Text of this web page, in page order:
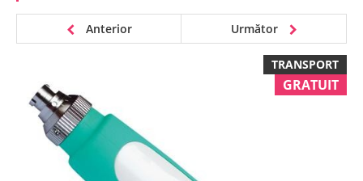
Anterior Următor
TRANSPORT
GRATUIT